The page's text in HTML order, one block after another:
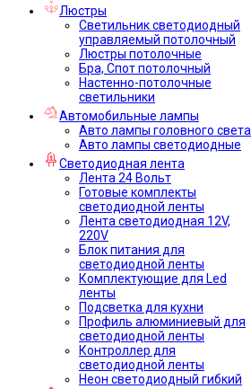
Люстры
Светильник светодиодный
управляемый потолочный
Люстры потолочные
Бра, Спот потолочный
Настенно-потолочные
светильники
Автомобильные лампы
Авто лампы головного света
Авто лампы светодиодные
Светодиодная лента
Лента 24 Вольт
Готовые комплекты
светодиодной ленты
Лента светодиодная 12V,
220V
Блок питания для
светодиодной ленты
Комплектующие для Led
ленты
Подсветка для кухни
Профиль алюминиевый для
светодиодной ленты
Контроллер для
светодиодной ленты
Неон светодиодный гибкий